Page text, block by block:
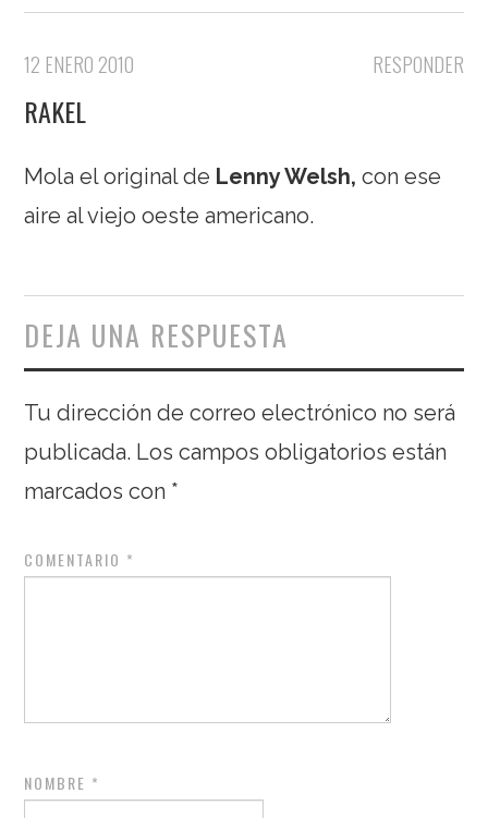
RESPONDER
12 ENERO 2010
RAKEL
Mola el original de Lenny Welsh,con ese
aire al viejo oeste americano.
DEJA UNA RESPUESTA
Tu dirección de correo electrónico no será
publicada. Los campos obligatorios están
marcados con *
COMENTARIO *
NOMBRE *